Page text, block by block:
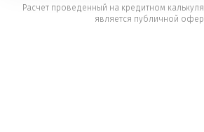
Расчет проведенный на кредитном
является публичной